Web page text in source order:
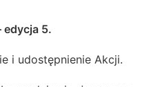
edycja 5.
i udostępnienie Akcji.